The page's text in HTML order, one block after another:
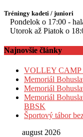
Tréningy kadeti / juniori
Pondelok o 17:00 -
Utorok až Piatok o
Najnovšie články
VOLLEY CAMP
Memoriál
Memoriál
Memoriál
BBSK
Športový tábor
august 2026